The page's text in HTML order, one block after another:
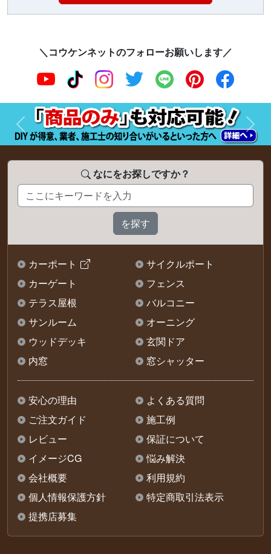
＼コウケンネットのフォローお願いします／
前へ 次へ
なにをお探しですか？
カーポート
サイクルポート
カーゲート
フェンス
テラス屋根
バルコニー
サンルーム
オーニング
ウッドデッキ
玄関ドア
内窓
窓シャッター
安心の理由
よくある質問
ご注文ガイド
施工例
レビュー
保証について
イメージCG
悩み解決
会社概要
利用規約
個人情報保護方針
特定商取引法表示
提携店募集